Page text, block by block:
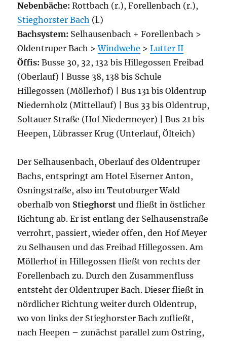
Nebenbäche: Rottbach (r.), Forellenbach (r.),
Stieghorster Bach (l.)
Bachsystem: Selhausenbach + Forellenbach >
Oldentruper Bach >Windwehe >Lutter II
Öffis: Busse 30, 32, 132 bis Hillegossen Freibad
(Oberlauf) | Busse 38, 138 bis Schule
Hillegossen (Möllerhof) | Bus 131 bis Oldentrup
Niedernholz (Mittellauf) | Bus 33 bis Oldentrup,
Soltauer Straße (Hof Niedermeyer) | Bus 21 bis
Heepen, Lübrasser Krug (Unterlauf, Ölteich)
Der Selhausenbach, Oberlauf des Oldentruper
Bachs, entspringt am Hotel Eiserner Anton,
Osningstraße, also im Teutoburger Wald
oberhalb von Stieghorst und fließt in östlicher
Richtung ab. Er ist entlang der Selhausenstraße
verrohrt, passiert, wieder offen, den Hof Meyer
zu Selhausen und das Freibad Hillegossen. Am
Möllerhof in Hillegossen fließt von rechts der
Forellenbach zu. Durch den Zusammenfluss
entsteht der Oldentruper Bach. Dieser fließt in
nördlicher Richtung weiter durch Oldentrup,
wo von links der Stieghorster Bach zufließt,
nach Heepen – zunächst parallel zum Ostring,